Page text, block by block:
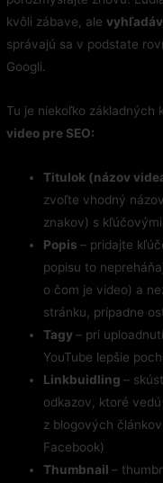
kvôli zábave, ale
správajú sa v podstate
Googli.
Tu je niekoľko základných
video pre SEO:
Titulok (názov
zvoľte vhodný
znakov) s
Popis– pridajte
popisu to
o čom je video) a
stránku, prípadne
Tagy– pri
YouTube lepšie
Linkbuidling–
odkazov, ktoré
z blogových
Facebook)
Thumbnail–